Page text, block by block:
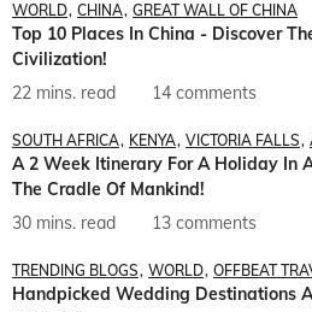
WORLD CHINA GREAT WALL OF CHINA
Top 10 Places In China - Discover
Civilization!
22 mins. read
14 comments
SOUTH AFRICA KENYA VICTORIA FALLS
A 2 Week Itinerary For A Holiday In
The Cradle Of Mankind!
30 mins. read
13 comments
TRENDING BLOGS WORLD OFFBEAT
Handpicked Wedding Destinations